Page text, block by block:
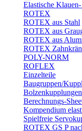
Elastische
ROTEX
ROTEX aus Stahl
ROTEX aus
ROTEX aus
ROTEX
POLY-NORM
ROFLEX
Einzelteile
Baugruppen/
Bolzenkupplungen
Berechnungs-
Kompendium
Spielfreie
ROTEX GS P